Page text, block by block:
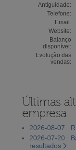
Antiguidade:
Telefone:
Email:
Website:
Balanço
disponível:
Evolução das
vendas:
Últimas
empresa
2026-08-07 :
2026-07-20 :
resultados